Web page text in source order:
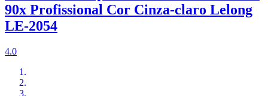
90x Profissional Cor Cinza-claro Lelong
LE-2054
4.0